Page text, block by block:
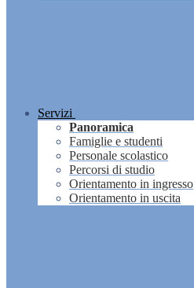
Servizi
Panoramica
Famiglie e studenti
Personale scolastico
Percorsi di studio
Orientamento in ingresso
Orientamento in uscita